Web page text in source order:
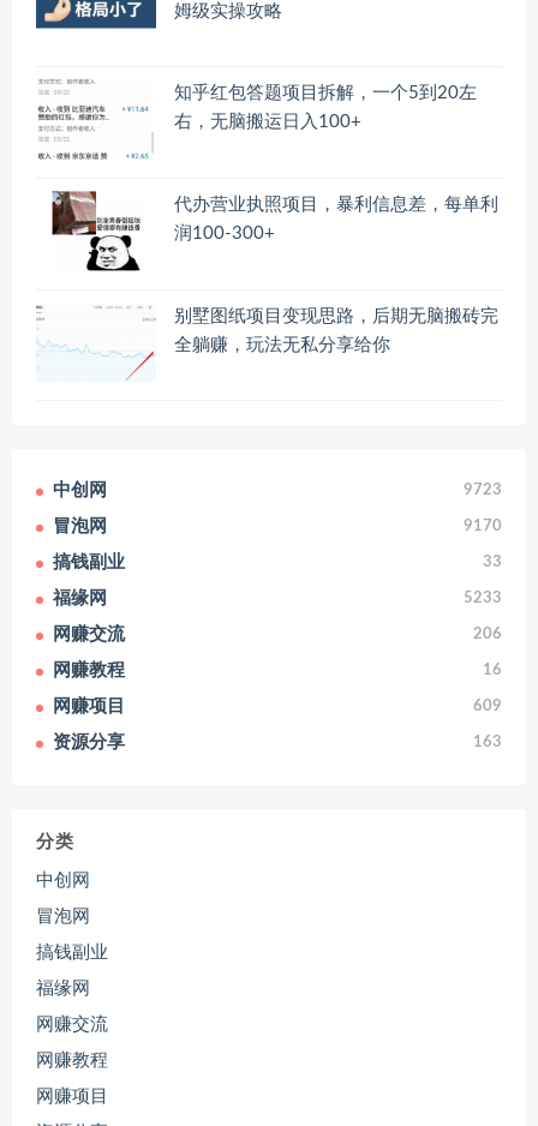
姆级实操攻略
知乎红包答题项目拆解，一个5到20左
右，无脑搬运日入100+
代办营业执照项目，暴利信息差，每单利
润100-300+
别墅图纸项目变现思路，后期无脑搬砖完
全躺赚，玩法无私分享给你
中创网 9723
冒泡网 9170
搞钱副业 33
福缘网 5233
网赚交流 206
网赚教程 16
网赚项目 609
资源分享 163
分类
中创网
冒泡网
搞钱副业
福缘网
网赚交流
网赚教程
网赚项目